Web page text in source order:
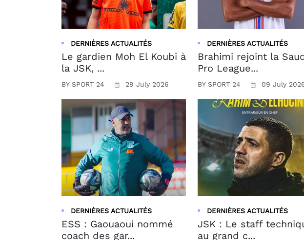
DERNIÈRES ACTUALITÉS
Le gardien Moh El Koubi à
la JSK, ...
BY SPORT 24 29 July 2026
DERNIÈRES ACTUALITÉS
Brahimi rejoint la
Pro League...
BY SPORT 24 09 July
DERNIÈRES ACTUALITÉS
ESS : Gaouaoui nommé
coach des gar...
DERNIÈRES ACTUALITÉS
JSK : Le staff
au grand c...